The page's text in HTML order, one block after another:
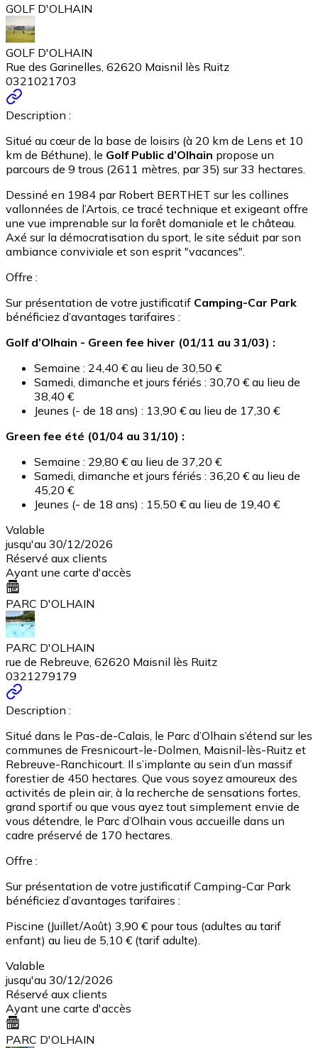
GOLF D'OLHAIN
GOLF D'OLHAIN
Rue des Garinelles, 62620 Maisnil lès Ruitz
0321021703
Description :
Situé au cœur de la base de loisirs (à 20 km de Lens et 10
km de Béthune), le Golf Public d’Olhain propose un
parcours de 9 trous (2611 mètres, par 35) sur 33 hectares.
Dessiné en 1984 par Robert BERTHET sur les collines
vallonnées de l’Artois, ce tracé technique et exigeant offre
une vue imprenable sur la forêt domaniale et le château.
Axé sur la démocratisation du sport, le site séduit par son
ambiance conviviale et son esprit "vacances".
Offre :
Sur présentation de votre justificatif Camping-Car Park
bénéficiez d’avantages tarifaires :
Golf d’Olhain - Green fee hiver (01/11 au 31/03) :
Semaine : 24,40 € au lieu de 30,50 €
Samedi, dimanche et jours fériés : 30,70 € au lieu de
38,40 €
Jeunes (- de 18 ans) : 13,90 € au lieu de 17,30 €
Green fee été (01/04 au 31/10) :
Semaine : 29,80 € au lieu de 37,20 €
Samedi, dimanche et jours fériés : 36,20 € au lieu de
45,20 €
Jeunes (- de 18 ans) : 15,50 € au lieu de 19,40 €
Valable
jusqu'au 30/12/2026
Réservé aux clients
Ayant une carte d'accès
PARC D'OLHAIN
PARC D'OLHAIN
rue de Rebreuve, 62620 Maisnil lès Ruitz
0321279179
Description :
Situé dans le Pas-de-Calais, le Parc d’Olhain s’étend sur les
communes de Fresnicourt-le-Dolmen, Maisnil-lès-Ruitz et
Rebreuve-Ranchicourt. Il s’implante au sein d’un massif
forestier de 450 hectares. Que vous soyez amoureux des
activités de plein air, à la recherche de sensations fortes,
grand sportif ou que vous ayez tout simplement envie de
vous détendre, le Parc d’Olhain vous accueille dans un
cadre préservé de 170 hectares.
Offre :
Sur présentation de votre justificatif Camping-Car Park
bénéficiez d’avantages tarifaires :
Piscine (Juillet/Août) 3,90 € pour tous (adultes au tarif
enfant) au lieu de 5,10 € (tarif adulte).
Valable
jusqu'au 30/12/2026
Réservé aux clients
Ayant une carte d'accès
PARC D'OLHAIN